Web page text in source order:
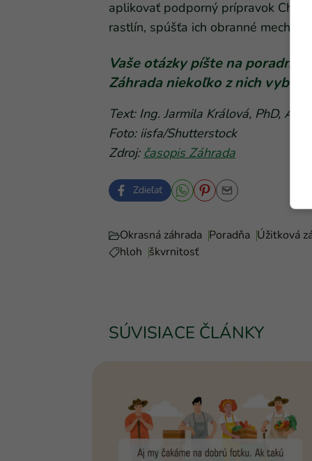
aplikovať podporný prípravok
rastlín, spúšťa ich obranné
Vaše otázky píšte na
Záhrada niekoľko z nich
Text: Ing. Jarmila Králová, PhD,
Foto: iisfa/Shutterstock
Zdroj: časopis Záhrada
Zdieľať
Okrasná záhrada Poradňa Úžitková
hloh škvrnitosť
SÚVISIACE ČLÁNKY